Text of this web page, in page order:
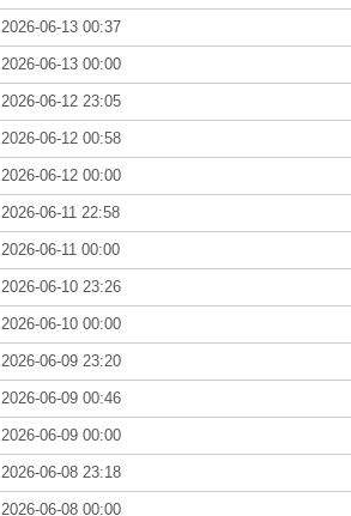
2026-06-13 00:37
2026-06-13 00:00
2026-06-12 23:05
2026-06-12 00:58
2026-06-12 00:00
2026-06-11 22:58
2026-06-11 00:00
2026-06-10 23:26
2026-06-10 00:00
2026-06-09 23:20
2026-06-09 00:46
2026-06-09 00:00
2026-06-08 23:18
2026-06-08 00:00